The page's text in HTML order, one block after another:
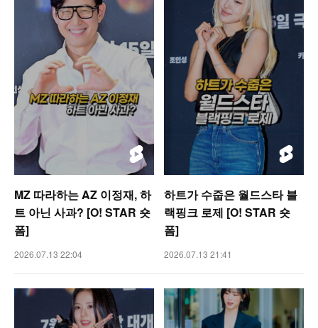
MZ 따라하는 AZ 이정재, 하
트 아닌 사과? [O! STAR 숏
폼]
2026.07.13 22:04
하트가 수줍은 월드스타 블
랙핑크 로제 [O! STAR 숏
폼]
2026.07.13 21:41